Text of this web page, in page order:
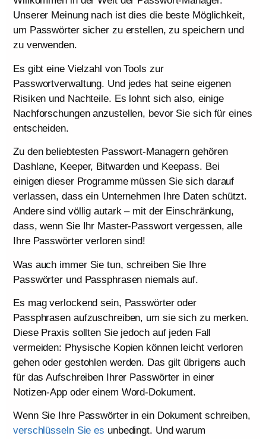
Unserer Meinung nach ist dies die beste Möglichkeit,
um Passwörter sicher zu erstellen, zu speichern und
zu verwenden.
Es gibt eine Vielzahl von Tools zur
Passwortverwaltung. Und jedes hat seine eigenen
Risiken und Nachteile. Es lohnt sich also, einige
Nachforschungen anzustellen, bevor Sie sich für eines
entscheiden.
Zu den beliebtesten Passwort-Managern gehören
Dashlane, Keeper, Bitwarden und Keepass. Bei
einigen dieser Programme müssen Sie sich darauf
verlassen, dass ein Unternehmen Ihre Daten schützt.
Andere sind völlig autark – mit der Einschränkung,
dass, wenn Sie Ihr Master-Passwort vergessen, alle
Ihre Passwörter verloren sind!
Was auch immer Sie tun, schreiben Sie Ihre
Passwörter und Passphrasen niemals auf.
Es mag verlockend sein, Passwörter oder
Passphrasen aufzuschreiben, um sie sich zu merken.
Diese Praxis sollten Sie jedoch auf jeden Fall
vermeiden: Physische Kopien können leicht verloren
gehen oder gestohlen werden. Das gilt übrigens auch
für das Aufschreiben Ihrer Passwörter in einer
Notizen-App oder einem Word-Dokument.
Wenn Sie Ihre Passwörter in ein Dokument schreiben,
verschlüsseln Sie es unbedingt. Und warum